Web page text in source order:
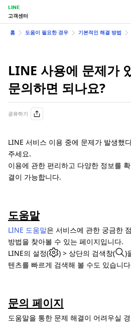
LINE
고객센터
홈 도움이 필요한 경우 기본적인 해결 방법
LINE 사용에 문제가
문의하면 되나요?
공유하기
LINE 서비스 이용 중에 문제가 발생했
주세요.
이용에 관한 편리하고 다양한 정보를
결이 가능합니다.
도움말
LINE 도움말은 서비스에 관한 궁금한
방법을 찾아볼 수 있는 페이지입니다.
LINE의 설정(
) > 상단의 검색창(
)
텐츠를 빠르게 검색해 볼 수도 있습니
문의 페이지
도움말을 통한 문제 해결이 어려우실